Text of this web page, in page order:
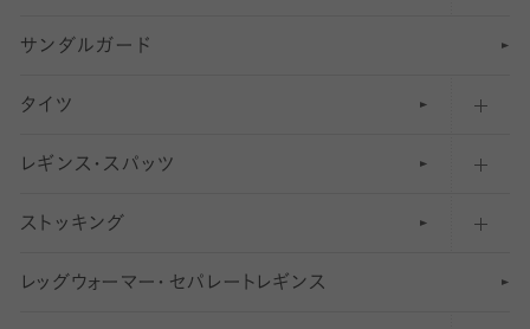
足袋ソックス・靴下
無地・プレーンソックス・靴下
柄ソックス・靴下
スニーカー（くるぶし）用ソックス
アンクル・ショートソックス（くるぶし上）
フットカバー・カバーソックス（深め）
フットカバー・カバーソックス（ふつう）
フットカバー・カバーソックス（浅め）
サンダルガード
タイツ
30デニール以下のタイツ（薄手タイツ）
31〜40デニールタイツ
41〜60デニールタイツ
レギンス・スパッツ
柄レギンス
無地レギンス
ストッキング
伝線しにくいストッキング
レッ グ ウォー マー ・ セパレー ト レ ギンス